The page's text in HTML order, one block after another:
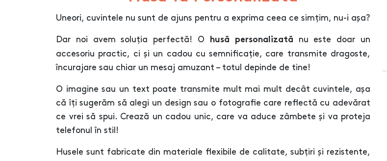
Uneori, cuvintele nu sunt de ajuns pentru a exprima ceea ce simțim, nu-i așa?
Dar noi avem soluția perfectă! O husă personalizată nu este doar un
accesoriu practic, ci și un cadou cu semnificație, care transmite dragoste,
încurajare sau chiar un mesaj amuzant – totul depinde de tine!
O imagine sau un text poate transmite mult mai mult decât cuvintele, așa
că îți sugerăm să alegi un design sau o fotografie care reflectă cu adevărat
ce vrei să spui. Crează un cadou unic, care va aduce zâmbete și va proteja
telefonul în stil!
Husele sunt fabricate din materiale flexibile de calitate, subțiri și rezistente,